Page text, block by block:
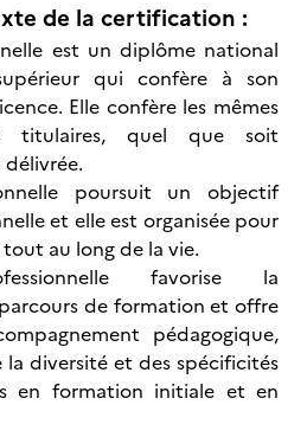
de la certification :
est un diplôme national
qui confère à son
Elle confère les mêmes
quel que soit
poursuit un objectif
et elle est organisée pour
au long de la vie.
favorise la
de formation et offre
pédagogique,
diversité et des spécificités
en formation initiale et en